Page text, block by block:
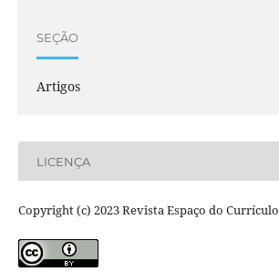
SEÇÃO
Artigos
LICENÇA
Copyright (c) 2023 Revista Espaço do Currículo